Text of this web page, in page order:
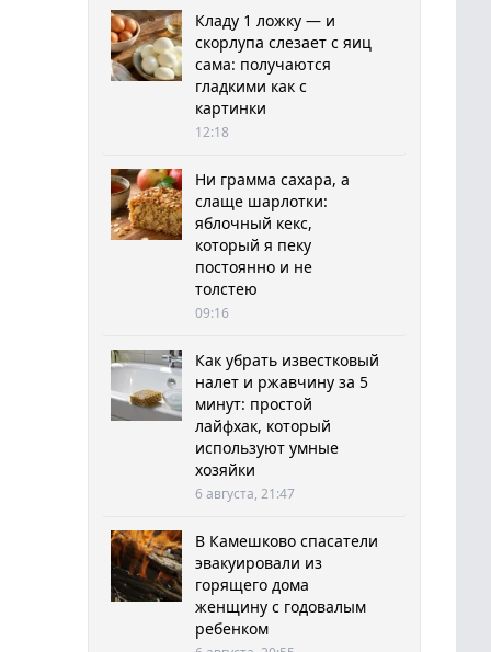
Кладу 1 ложку — и
скорлупа слезает с яиц
сама: получаются
гладкими как с
картинки
12:18
Ни грамма сахара, а
слаще шарлотки:
яблочный кекс,
который я пеку
постоянно и не
толстею
09:16
Как убрать известковый
налет и ржавчину за 5
минут: простой
лайфхак, который
используют умные
хозяйки
6 августа, 21:47
В Камешково спасатели
эвакуировали из
горящего дома
женщину с годовалым
ребенком